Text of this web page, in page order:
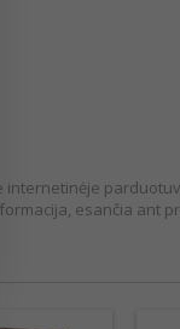
esančia ant